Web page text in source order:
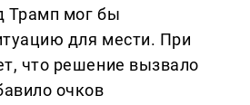
Трамп мог бы
для мести. При
что решение вызвало
очков